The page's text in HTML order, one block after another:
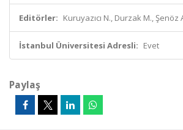
Editörler: Kuruyazıcı N., Durzak M., Şenöz
İstanbul Üniversitesi Adresli: Evet
Paylaş